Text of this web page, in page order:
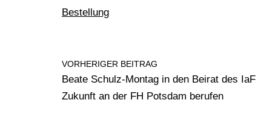
Bestellung
VORHERIGER BEITRAG
Beate Schulz-Montag in den Beirat des IaF
Zukunft an der FH Potsdam berufen